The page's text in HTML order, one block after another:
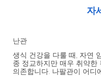
자
난관
생식 건강을 다룰 때, 자연
종 정교하지만 매우 취약한
의존합니다. 나팔관이 어디